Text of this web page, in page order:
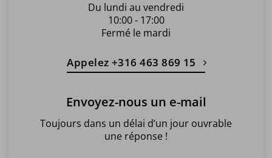
Du lundi au vendredi
10:00 - 17:00
Fermé le mardi
Appelez +316 463 869 15
Envoyez-nous un e-mail
Toujours dans un délai d’un jour ouvrable
une réponse !